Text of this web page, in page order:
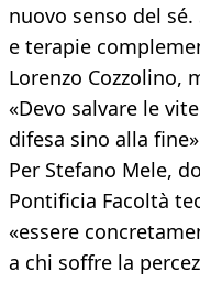
nuovo senso del
e terapie
Lorenzo Cozzolino,
«Devo salvare le
difesa sino alla
Per Stefano Mele,
Pontificia Facoltà
«essere
a chi soffre la